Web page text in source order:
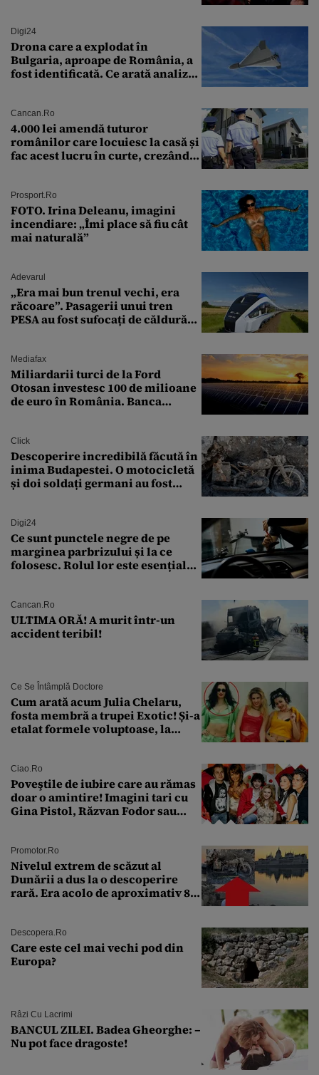
Digi24
Drona care a explodat în
Bulgaria, aproape de România, a
fost identificată. Ce arată analiza
Cancan.ro
4.000 lei amendă tuturor
românilor care locuiesc la casă și
fac acest lucru în curte, crezând
Prosport.ro
FOTO. Irina Deleanu, imagini
incendiare: „Îmi place să fiu cât
mai naturală”
Adevarul
„Era mai bun trenul vechi, era
răcoare”. Pasagerii unui tren
PESA au fost sufocați de căldură
Mediafax
Miliardarii turci de la Ford
Otosan investesc 100 de milioane
de euro în România. Banca
Click
Descoperire incredibilă făcută în
inima Budapestei. O motocicletă
și doi soldați germani au fost
Digi24
Ce sunt punctele negre de pe
marginea parbrizului și la ce
folosesc. Rolul lor este esențial
Cancan.ro
ULTIMA ORĂ! A murit într-un
accident teribil!
Ce Se Întâmplă Doctore
Cum arată acum Julia Chelaru,
fosta membră a trupei Exotic! Și-a
etalat formele voluptoase, la
Ciao.ro
Poveştile de iubire care au rămas
doar o amintire! Imagini tari cu
Gina Pistol, Răzvan Fodor sau
Promotor.ro
Nivelul extrem de scăzut al
Dunării a dus la o descoperire
rară. Era acolo de aproximativ 80
Descopera.ro
Care este cel mai vechi pod din
Europa?
Râzi Cu Lacrimi
BANCUL ZILEI. Badea Gheorghe: –
Nu pot face dragoste!